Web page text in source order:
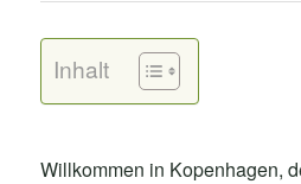
Inhalt
Willkommen in Kopenhagen,